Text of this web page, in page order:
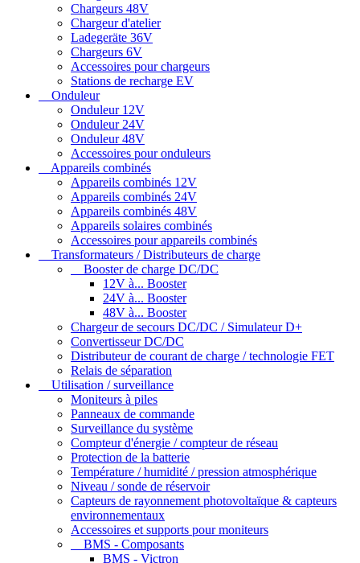
Chargeurs 48V
Chargeur d'atelier
Ladegeräte 36V
Chargeurs 6V
Accessoires pour chargeurs
Stations de recharge EV
Onduleur
Onduleur 12V
Onduleur 24V
Onduleur 48V
Accessoires pour onduleurs
Appareils combinés
Appareils combinés 12V
Appareils combinés 24V
Appareils combinés 48V
Appareils solaires combinés
Accessoires pour appareils combinés
Transformateurs / Distributeurs de charge
Booster de charge DC/DC
12V à... Booster
24V à... Booster
48V à... Booster
Chargeur de secours DC/DC / Simulateur D+
Convertisseur DC/DC
Distributeur de courant de charge / technologie FET
Relais de séparation
Utilisation / surveillance
Moniteurs à piles
Panneaux de commande
Surveillance du système
Compteur d'énergie / compteur de réseau
Protection de la batterie
Température / humidité / pression atmosphérique
Niveau / sonde de réservoir
Capteurs de rayonnement photovoltaïque & capteurs
environnementaux
Accessoires et supports pour moniteurs
BMS - Composants
BMS - Victron